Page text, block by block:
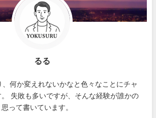
るる
何か変えれないかなと色々なことにチャ
失敗も多いですが、そんな経験が誰かの
って書いています。